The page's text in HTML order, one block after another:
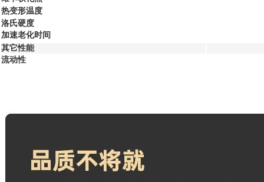
热变形温度
洛氏硬度
加速老化时间
其它性能
流动性